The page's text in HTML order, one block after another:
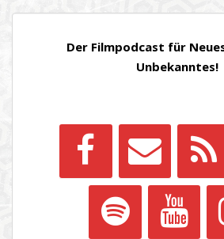
Der Filmpodcast für
Unbekanntes!